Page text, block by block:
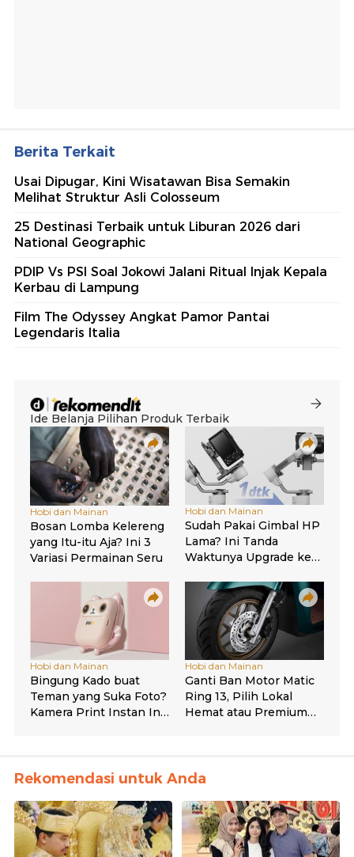
Berita Terkait
Usai Dipugar, Kini Wisatawan Bisa Semakin
Melihat Struktur Asli Colosseum
25 Destinasi Terbaik untuk Liburan 2026 dari
National Geographic
PDIP Vs PSI Soal Jokowi Jalani Ritual Injak Kepala
Kerbau di Lampung
Film The Odyssey Angkat Pamor Pantai
Legendaris Italia
Rekomendasi untuk Anda